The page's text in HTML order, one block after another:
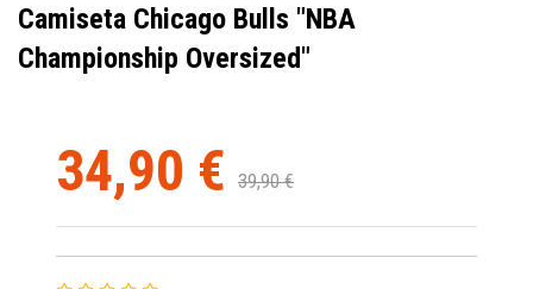
Camiseta Chicago Bulls "NBA
Championship Oversized"
34,90 € 39,90 €